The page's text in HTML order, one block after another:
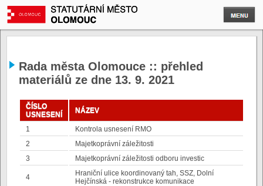
Rada města Olomouce :: přehled
materiálů ze dne 13. 9. 2021
ČÍSLO
USNESENÍ
NÁZEV
1
Kontrola usnesení RMO
2
Majetkoprávní záležitosti
3
Majetkoprávní záležitosti odboru investic
4
Hraniční ulice koordinovaný tah, SSZ, Dolní
Hejčínská - rekonstrukce komunikace